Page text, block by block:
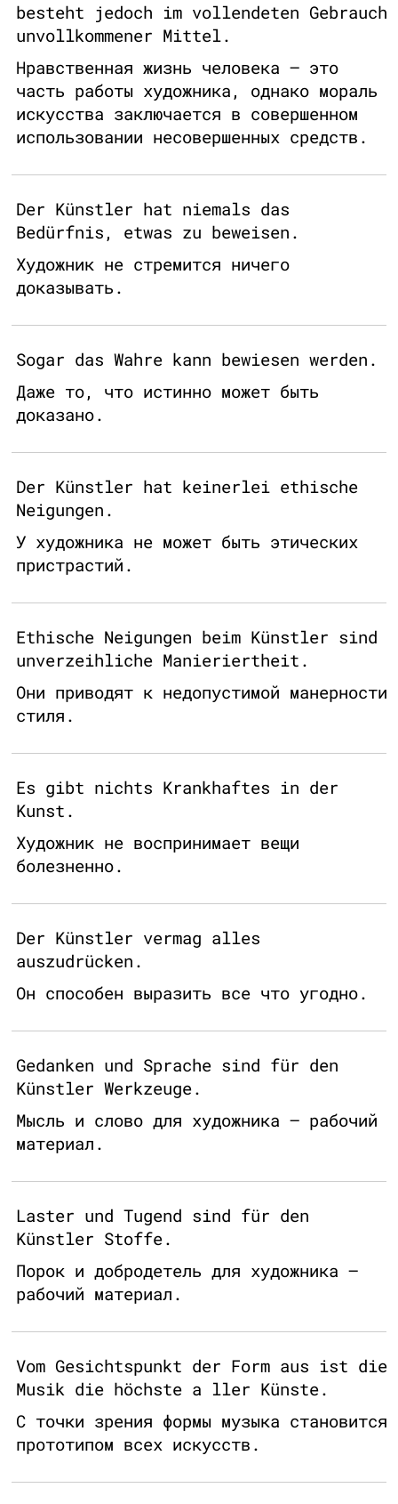
besteht jedoch im vollendeten Gebrauch
unvollkommener Mittel.
Нравственная жизнь человека – это
часть работы художника, однако мораль
искусства заключается в совершенном
использовании несовершенных средств.
Der Künstler hat niemals das
Bedürfnis, etwas zu beweisen.
Художник не стремится ничего
доказывать.
Sogar das Wahre kann bewiesen werden.
Даже то, что истинно может быть
доказано.
Der Künstler hat keinerlei ethische
Neigungen.
У художника не может быть этических
пристрастий.
Ethische Neigungen beim Künstler sind
unverzeihliche Manieriertheit.
Они приводят к недопустимой манерности
стиля.
Es gibt nichts Krankhaftes in der
Kunst.
Художник не воспринимает вещи
болезненно.
Der Künstler vermag alles
auszudrücken.
Он способен выразить все что угодно.
Gedanken und Sprache sind für den
Künstler Werkzeuge.
Мысль и слово для художника – рабочий
материал.
Laster und Tugend sind für den
Künstler Stoffe.
Порок и добродетель для художника –
рабочий материал.
Vom Gesichtspunkt der Form aus ist die
Musik die höchste a ller Künste.
С точки зрения формы музыка становится
прототипом всех искусств.